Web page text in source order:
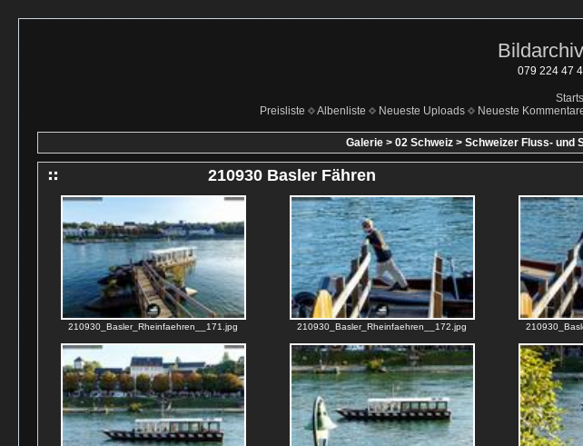
079 224 47
Preisliste
Albenliste Neueste Uploads Neueste
Galerie > 02 Schweiz > Schweizer Fluss- und
210930 Basler Fähren
210930_Basler_Rheinfaehren__171.jpg 210930_Basler_Rheinfaehren__172.jpg